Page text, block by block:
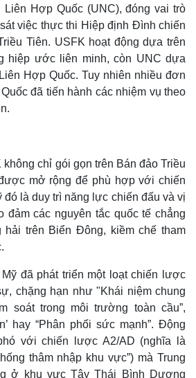
Hợp Quốc (UNC), đóng vai trò
việc thực thi Hiệp định Đình chiến
Tiên. USFK hoạt động dựa trên
hiệp ước liên minh, còn UNC dựa
Hợp Quốc. Tuy nhiên nhiều đơn
đã tiến hành các nhiệm vụ theo
không chỉ gói gọn trên Bán đảo Triều
mở rộng để phù hợp với chiến
đó là duy trì năng lực chiến đấu và vị
đảm các nguyên tắc quốc tế chẳng
trên Biển Đông, kiềm chế tham
đã phát triển một loạt chiến lược
chặng hạn như "Khái niệm chung
soát trong môi trường toàn cầu”,
hay “Phân phối sức mạnh”. Động
với chiến lược A2/AD (nghĩa là
thâm nhập khu vực”) mà Trung
ở khu vực Tây Thái Bình Dương